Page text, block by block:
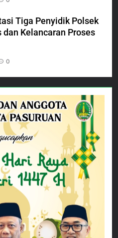
Tiga Penyidik Polsek
Kelancaran Proses
0